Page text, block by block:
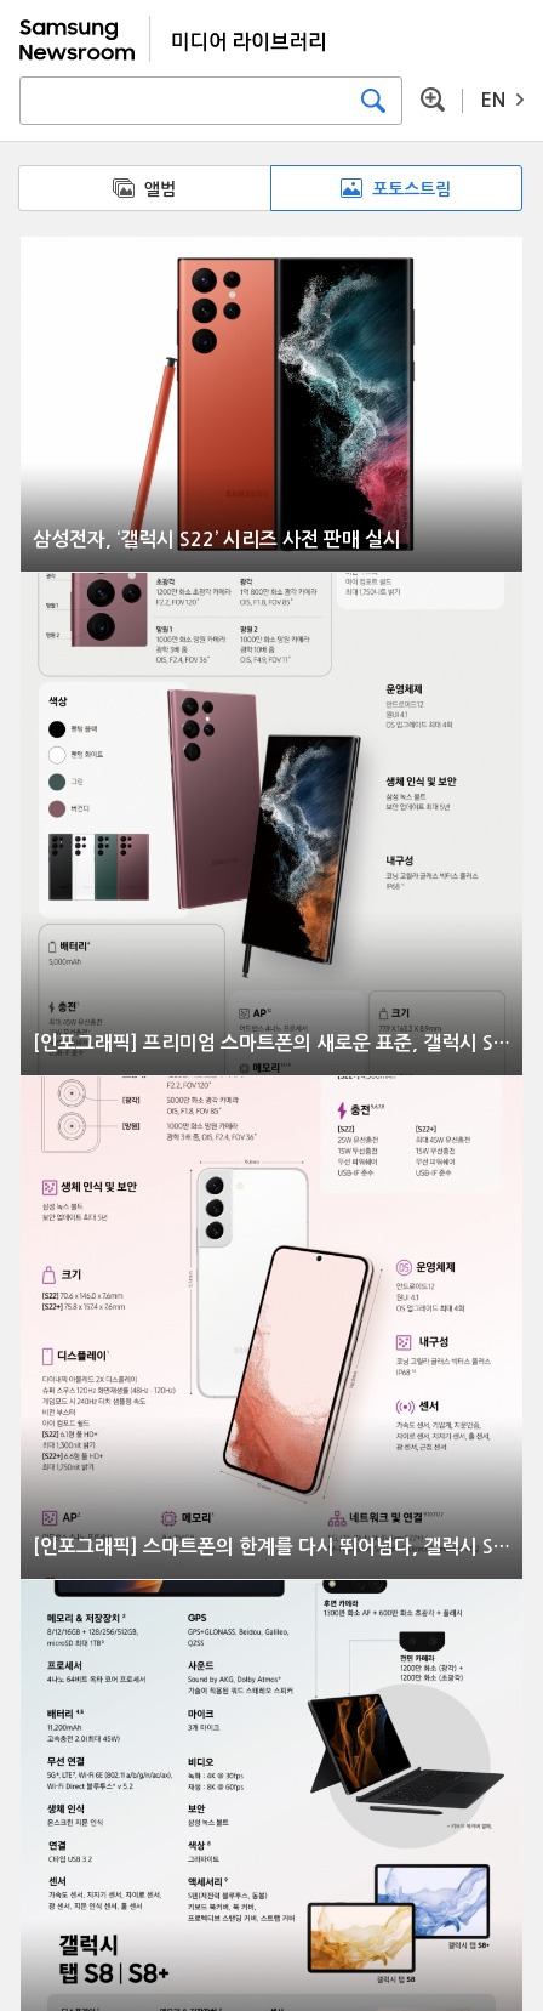
EN
앨범 포토스트림
삼성전자, ‘갤럭시 S22’ 시리즈 사전 판매 실시
[인포그래픽] 프리미엄 스마트폰의 새로운 표준, 갤럭시 S22 울트라의 모든 것
[인포그래픽] 스마트폰의 한계를 다시 뛰어넘다, 갤럭시 S22 시리즈